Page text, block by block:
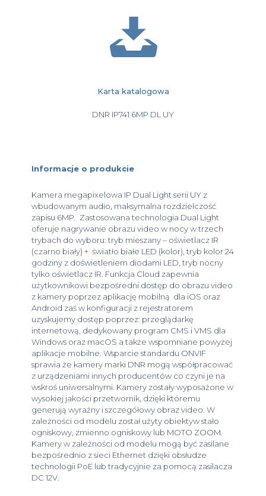
Karta katalogowa
DNR IP741 6MP DL UY
Informacje o produkcie
Kamera megapixelowa IP Dual Light serii UY z
wbudowanym audio, maksymalna rozdzielczość
zapisu 6MP. Zastosowana technologia Dual Light
oferuje nagrywanie obrazu video w nocy w trzech
trybach do wyboru: tryb mieszany – oświetlacz IR
(czarno biały) + światło białe LED (kolor), tryb kolor 24
godziny z doświetleniem diodami LED, tryb nocny
tylko oświetlacz IR. Funkcja Cloud zapewnia
użytkownikowi bezpośredni dostęp do obrazu video
z kamery poprzez aplikację mobilną dla iOS oraz
Android zaś w konfiguracji z rejestratorem
uzyskujemy dostęp poprzez: przeglądarkę
internetową, dedykowany program CMS i VMS dla
Windows oraz macOS a także wspomniane powyżej
aplikacje mobilne. Wsparcie standardu ONVIF
sprawia że kamery marki DNR mogą współpracować
z urządzeniami innych producentów co czyni je na
wskroś uniwersalnymi. Kamery zostały wyposażone w
wysokiej jakości przetwornik, dzięki któremu
generują wyraźny i szczegółowy obraz video. W
zależności od modelu został użyty obiektyw stało
ogniskowy, zmienno ogniskowy lub MOTO ZOOM.
Kamery w zależności od modelu mogą być zasilane
bezpośrednio z sieci Ethernet dzięki obsłudze
technologii PoE lub tradycyjnie za pomocą zasilacza
DC 12V.